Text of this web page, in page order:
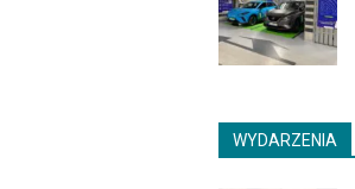
WYDARZENIA